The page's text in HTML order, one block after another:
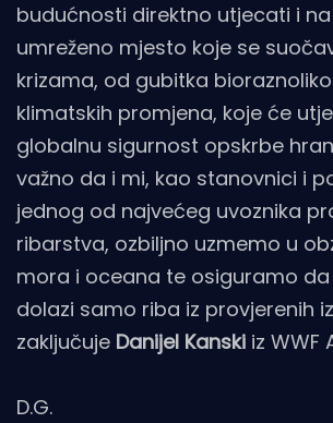
budućnosti direktno utjecati i na
umreženo mjesto koje se
krizama, od gubitka
klimatskih promjena, koje će
globalnu sigurnost opskrbe
važno da i mi, kao stanovnici i
jednog od najvećeg uvoznika
ribarstva, ozbiljno uzmemo u
mora i oceana te osiguramo
dolazi samo riba iz provjerenih
zaključuje Danijel Kanski iz WWF
D.G.